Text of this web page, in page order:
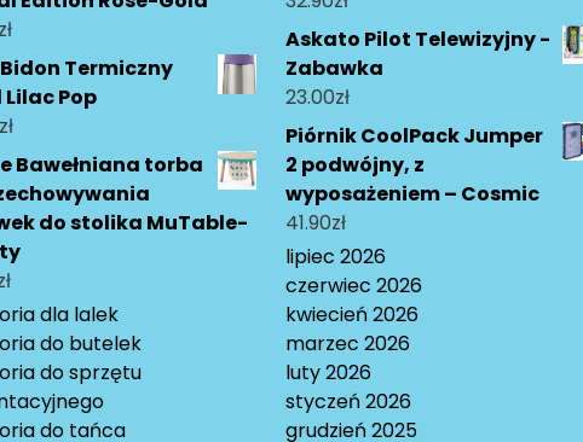
zł
Bidon Termiczny
Lilac Pop
zł
Bawełniana torba
do stolika MuTable-
dla lalek
do butelek
do sprzętu
do tańca
Askato Pilot Telewizyjny -
Zabawka
23.00zł
Piórnik CoolPack Jumper
2 podwójny, z
wyposażeniem – Cosmic
41.90zł
lipiec 2026
czerwiec 2026
kwiecień 2026
marzec 2026
luty 2026
styczeń 2026
grudzień 2025